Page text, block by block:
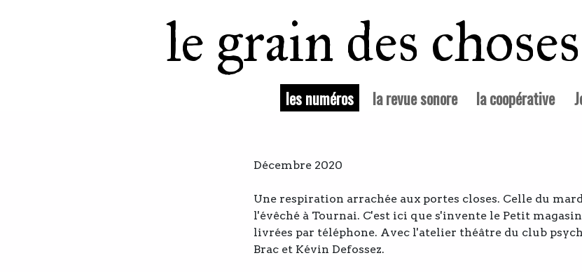
le grain des choses
les numéros(courante)
la revue sonore la coopérative
Décembre 2020
Une respiration arrachée aux portes closes. Celle du
l'évêché à Tournai. C'est ici que s'invente le Petit
livrées par téléphone. Avec l'atelier théâtre du club
Brac et Kévin Defossez.